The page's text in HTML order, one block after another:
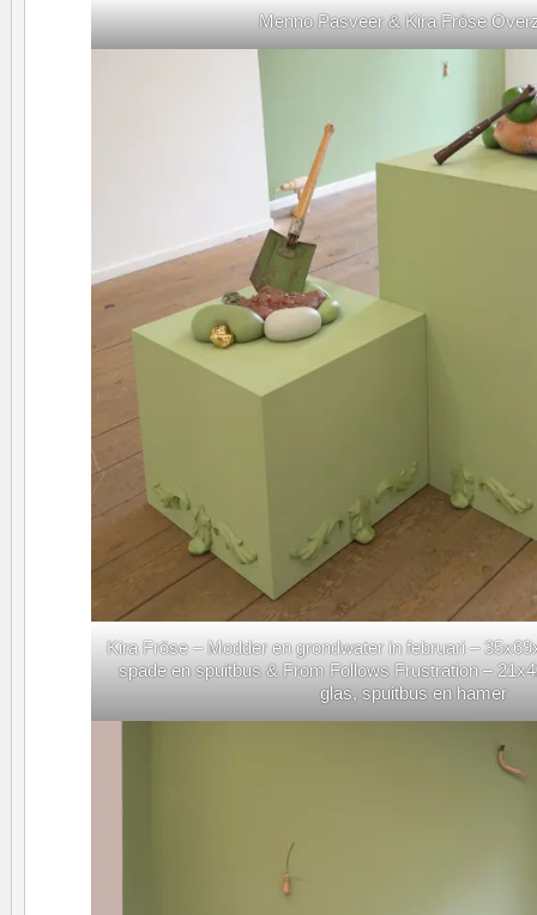
Menno Pasveer & Kira Fröse
Kira Fröse – Modder en grondwater in februari –
spade en spuitbus & From Follows Frustration –
glas, spuitbus en hamer